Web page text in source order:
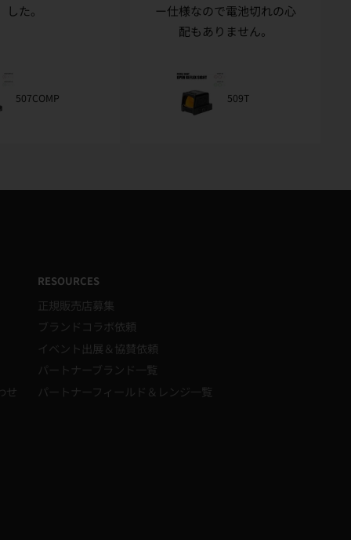
した。
507COMP
ー仕様なので電池切れの心
配もありません。
509T
せ
RESOURCES
正規販売店募集
ブランドコラボ依頼
イベント出展＆協賛依頼
パートナーブランド一覧
パートナーフィールド＆レンジ一覧